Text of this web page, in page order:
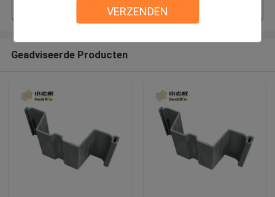
VERZENDEN
Geadviseerde Producten